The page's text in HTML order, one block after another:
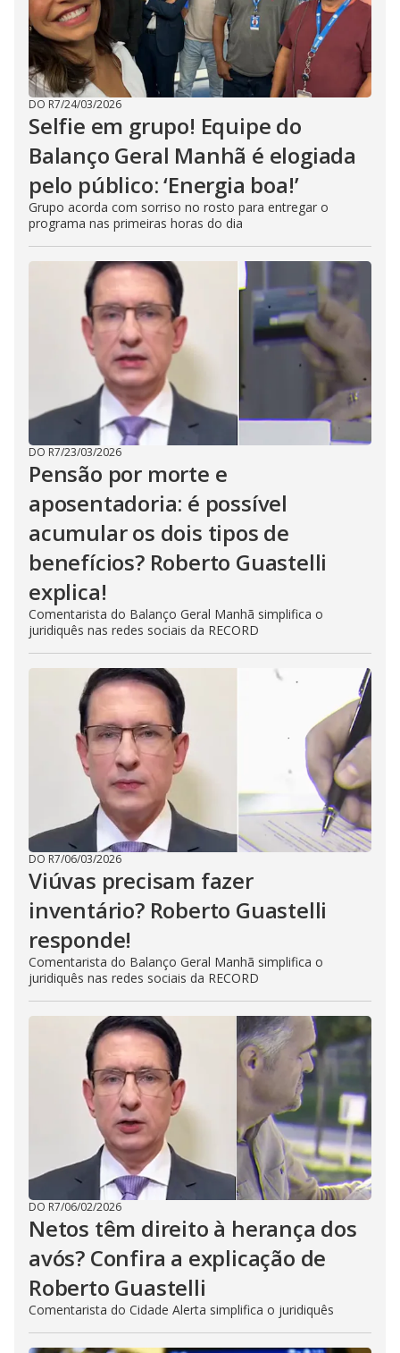
DO R7/24/03/2026
Selfie em grupo! Equipe do
Balanço Geral Manhã é elogiada
pelo público: ‘Energia boa!’
Grupo acorda com sorriso no rosto para entregar o
programa nas primeiras horas do dia
DO R7/23/03/2026
Pensão por morte e
aposentadoria: é possível
acumular os dois tipos de
benefícios? Roberto Guastelli
explica!
Comentarista do Balanço Geral Manhã simplifica o
juridiquês nas redes sociais da RECORD
DO R7/06/03/2026
Viúvas precisam fazer
inventário? Roberto Guastelli
responde!
Comentarista do Balanço Geral Manhã simplifica o
juridiquês nas redes sociais da RECORD
DO R7/06/02/2026
Netos têm direito à herança dos
avós? Confira a explicação de
Roberto Guastelli
Comentarista do Cidade Alerta simplifica o juridiquês